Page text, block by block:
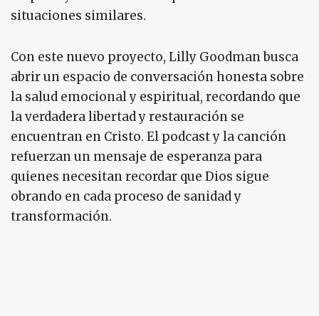
situaciones similares.
Con este nuevo proyecto, Lilly Goodman busca
abrir un espacio de conversación honesta sobre
la salud emocional y espiritual, recordando que
la verdadera libertad y restauración se
encuentran en Cristo. El podcast y la canción
refuerzan un mensaje de esperanza para
quienes necesitan recordar que Dios sigue
obrando en cada proceso de sanidad y
transformación.